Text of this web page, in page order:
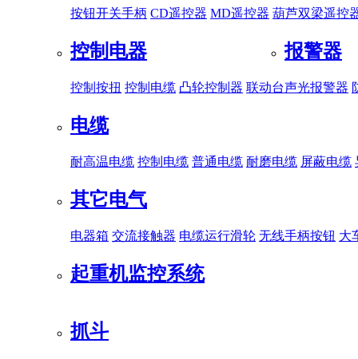
按钮开关手柄 CD遥控器 MD遥控器 葫芦双梁遥控
控制电器
控制按扭 控制电缆 凸轮控制器 联动台
报警器
声光报警器
电缆
耐高温电缆 控制电缆 普通电缆 耐磨电缆 屏蔽电缆
其它电气
电器箱 交流接触器 电缆运行滑轮 无线手柄按钮 大
起重机监控系统
抓斗